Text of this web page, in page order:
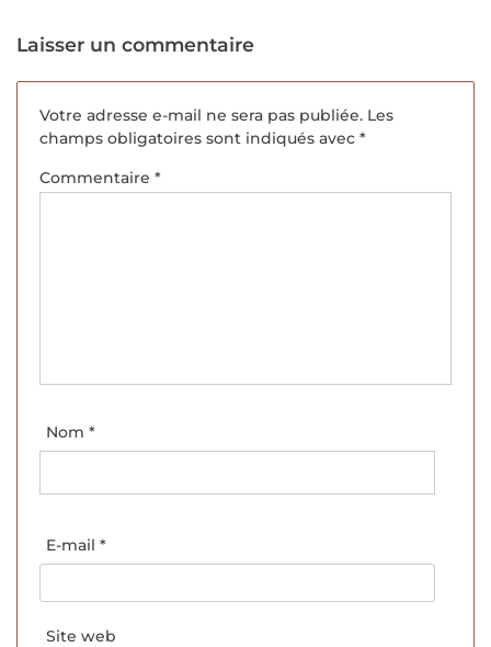
Laisser un commentaire
Votre adresse e-mail ne sera pas publiée. Les
champs obligatoires sont indiqués avec *
Commentaire *
Nom *
E-mail *
Site web